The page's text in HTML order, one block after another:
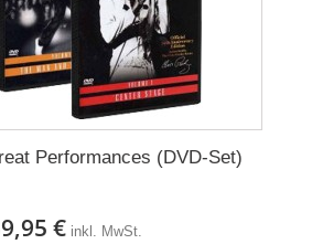
Performances (DVD-Set)
€ inkl. MwSt.